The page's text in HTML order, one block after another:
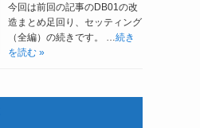
今回は前回の記事のDB01の改
造まとめ足回り、セッティング
（全編）の続きです。 …続き
を読む »